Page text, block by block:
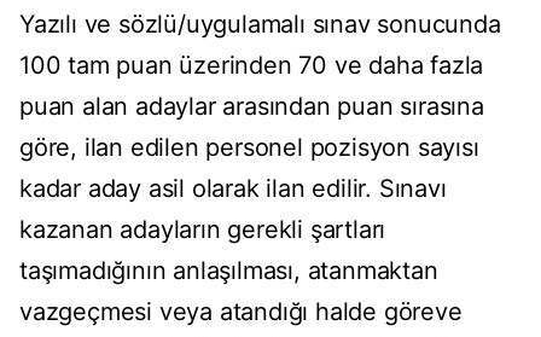
Yazılı ve sözlü/uygulamalı sınav sonucunda
100 tam puan üzerinden 70 ve daha fazla
puan alan adaylar arasından puan sırasına
göre, ilan edilen personel pozisyon sayısı
kadar aday asil olarak ilan edilir. Sınavı
kazanan adayların gerekli şartları
taşımadığının anlaşılması, atanmaktan
vazgeçmesi veya atandığı halde göreve